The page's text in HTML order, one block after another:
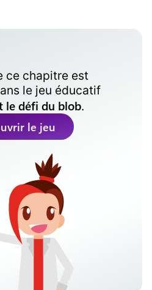
ce chapitre est
le jeu éducatif
le défi du blob.
le jeu